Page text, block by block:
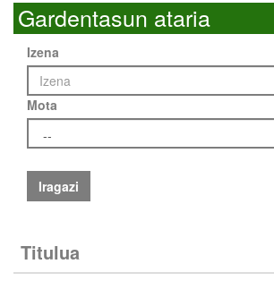
Gardentasun ataria
Izena
Mota
Iragazi
Titulua